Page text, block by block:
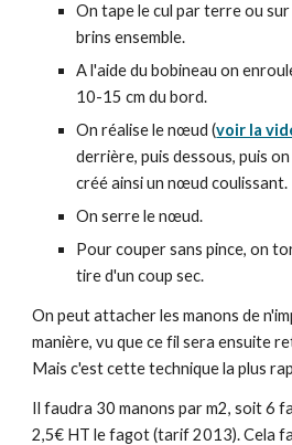
On tape le cul par terre ou
brins ensemble.
A l'aide du bobineau on
10-15 cm du bord.
On réalise le nœud (voir la
derrière, puis dessous, puis
créé ainsi un nœud coulissant.
On serre le nœud.
Pour couper sans pince, on
tire d'un coup sec.
On peut attacher les manons de
manière, vu que ce fil sera ensuite
Mais c'est cette technique la plus
Il faudra 30 manons par m2, soit 6
2,5€ HT le fagot (tarif 2013). Cela